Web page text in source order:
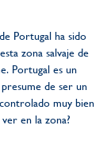
Portugal ha sido
zona salvaje de
Portugal es un
de ser un
muy bien
en la zona?